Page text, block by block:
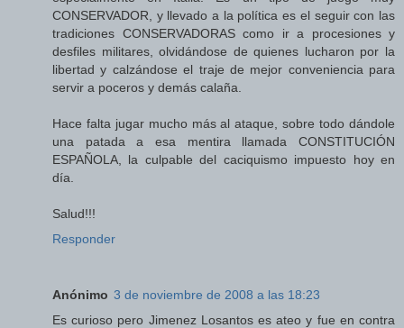
CONSERVADOR, y llevado a la política es el seguir con las
tradiciones CONSERVADORAS como ir a procesiones y
desfiles militares, olvidándose de quienes lucharon por la
libertad y calzándose el traje de mejor conveniencia para
servir a poceros y demás calaña.
Hace falta jugar mucho más al ataque, sobre todo dándole
una patada a esa mentira llamada CONSTITUCIÓN
ESPAÑOLA, la culpable del caciquismo impuesto hoy en
día.
Salud!!!
Responder
Anónimo 3 de noviembre de 2008 a las 18:23
Es curioso pero Jimenez Losantos es ateo y fue en contra